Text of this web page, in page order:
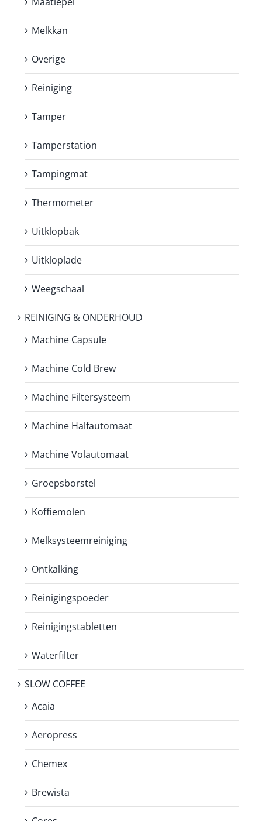
Melkkan
Overige
Reiniging
Tamper
Tamperstation
Tampingmat
Thermometer
Uitklopbak
Uitkloplade
Weegschaal
REINIGING & ONDERHOUD
Machine Capsule
Machine Cold Brew
Machine Filtersysteem
Machine Halfautomaat
Machine Volautomaat
Groepsborstel
Koffiemolen
Melksysteemreiniging
Ontkalking
Reinigingspoeder
Reinigingstabletten
Waterfilter
SLOW COFFEE
Acaia
Aeropress
Chemex
Brewista